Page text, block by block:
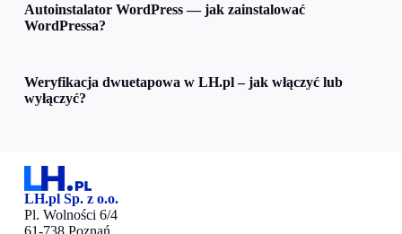
Autoinstalator WordPress — jak zainstalować
WordPressa?
Weryfikacja dwuetapowa w LH.pl – jak włączyć lub
wyłączyć?
LH.pl Sp. z o.o.
Pl. Wolności 6/4
61-738 Poznań